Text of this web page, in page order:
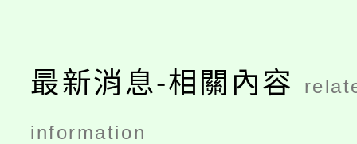
最新消息-相關內容
information